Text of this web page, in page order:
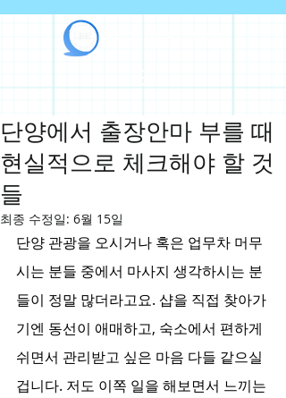
단양에서 출장안마 부를 때
현실적으로 체크해야 할 것
들
최종 수정일: 6월 15일
단양 관광을 오시거나 혹은 업무차 머무
시는 분들 중에서 마사지 생각하시는 분
들이 정말 많더라고요. 샵을 직접 찾아가
기엔 동선이 애매하고, 숙소에서 편하게
쉬면서 관리받고 싶은 마음 다들 같으실
겁니다. 저도 이쪽 일을 해보면서 느끼는